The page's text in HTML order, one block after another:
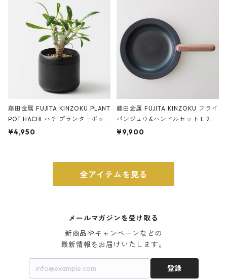
藤田金属 FUJITA KINZOKU PLANT
POT HACHI ハチ プランターポッ
ト 3号 ブラック
¥4,950
藤田金属 FUJITA KINZOKU フライ
パンジュウ&ハンドルセット L 24c
m ガス火・IH対応 鉄フライパン
¥9,900
全アイテムを見る
メールマガジンを受け取る
新商品やキャンペーンなどの
最新情報をお届けいたします。
登録